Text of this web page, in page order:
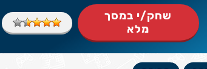
שחק/י במסך
מלא